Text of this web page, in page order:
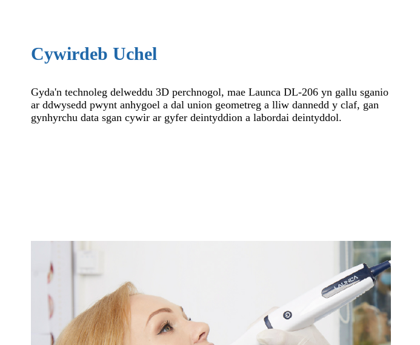
Cywirdeb Uchel
Gyda'n technoleg delweddu 3D perchnogol, mae Launca DL-206 yn gallu sganio
ar ddwysedd pwynt anhygoel a dal union geometreg a lliw dannedd y claf, gan
gynhyrchu data sgan cywir ar gyfer deintyddion a labordai deintyddol.